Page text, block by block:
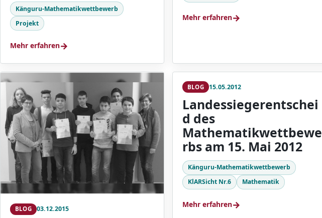
Känguru-Mathematikwettbewerb
Projekt
Mehr erfahren→
Mehr erfahren→
BLOG 03.12.2015
BLOG 15.05.2012
Landessiegerentschei
d des
Mathematikwettbewe
rbs am 15. Mai 2012
Känguru-Mathematikwettbewerb
KlARSicht Nr.6
Mathematik
Mehr erfahren→